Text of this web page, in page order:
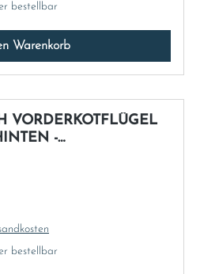
bestellbar
Warenkorb
VORDERKOTFLÜGEL
-
bestellbar